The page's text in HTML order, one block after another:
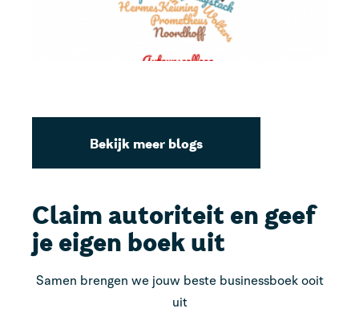
Bekijk meer blogs
Claim autoriteit en geef
je eigen boek uit
Samen brengen we jouw beste businessboek ooit
uit